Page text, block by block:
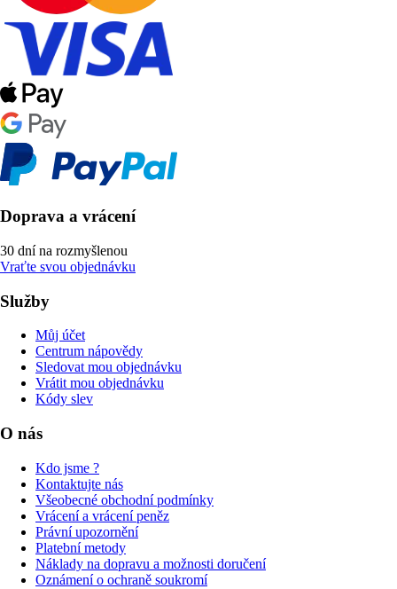
Doprava a vrácení
30 dní na rozmyšlenou
Vraťte svou objednávku
Služby
Můj účet
Centrum nápovědy
Sledovat mou objednávku
Vrátit mou objednávku
Kódy slev
O nás
Kdo jsme ?
Kontaktujte nás
Všeobecné obchodní podmínky
Vrácení a vrácení peněz
Právní upozornění
Platební metody
Náklady na dopravu a možnosti doručení
Oznámení o ochraně soukromí